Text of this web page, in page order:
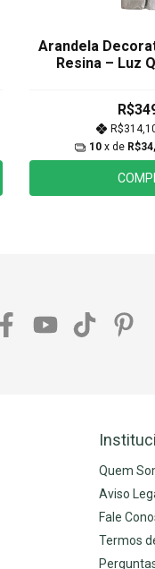
Arandela
Resina – Luz
10 x de
Quem
Aviso
Fale
Termos